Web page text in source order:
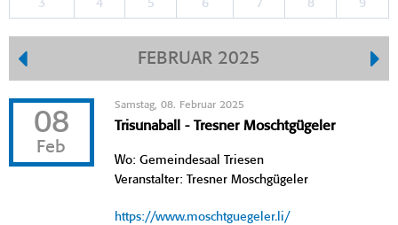
3 4 5 6 7 8 9
FEBRUAR 2025
08
Feb
Samstag, 08. Februar 2025
Trisunaball - Tresner Moschtgügeler
Wo: Gemeindesaal Triesen
Veranstalter: Tresner Moschgügeler
https://www.moschtguegeler.li/